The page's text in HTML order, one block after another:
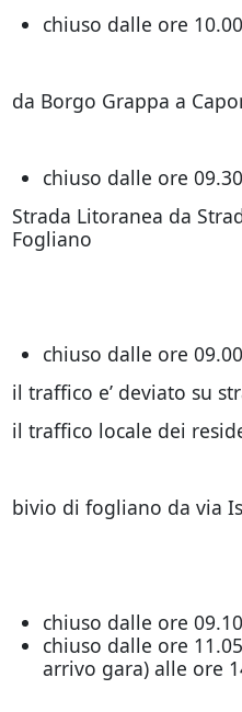
chiuso dalle ore
da Borgo Grappa a
chiuso dalle ore
Strada Litoranea da
Fogliano
chiuso dalle ore
il traffico e’ deviato su
il traffico locale dei
bivio di fogliano da via
chiuso dalle ore
chiuso dalle ore
arrivo gara) alle ore